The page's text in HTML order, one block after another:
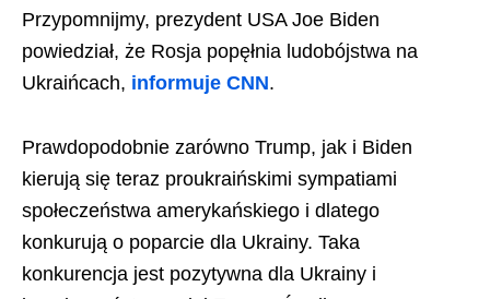
Przypomnijmy, prezydent USA Joe Biden
powiedział, że Rosja popęłnia ludobójstwa na
Ukraińcach, informuje CNN.
Prawdopodobnie zarówno Trump, jak i Biden
kierują się teraz proukraińskimi sympatiami
społeczeństwa amerykańskiego i dlatego
konkurują o poparcie dla Ukrainy. Taka
konkurencja jest pozytywna dla Ukrainy i